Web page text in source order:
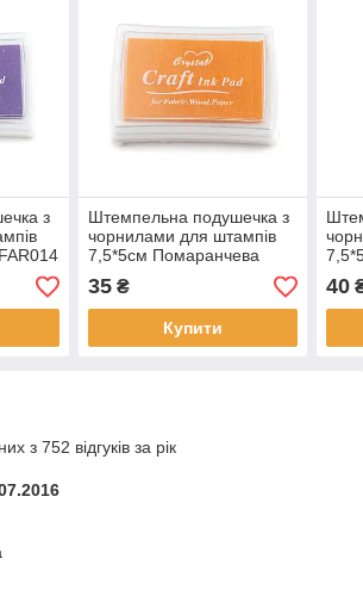
з
Штемпельна подушечка з
чорнилами для штампів
7,5*5см Помаранчева
FAR016
35₴
Купити
40
з 752 відгуків за рік